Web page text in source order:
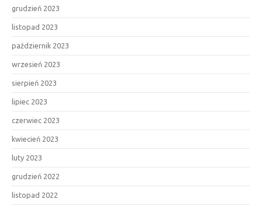
grudzień 2023
listopad 2023
październik 2023
wrzesień 2023
sierpień 2023
lipiec 2023
czerwiec 2023
kwiecień 2023
luty 2023
grudzień 2022
listopad 2022